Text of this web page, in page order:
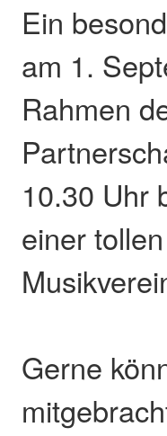
Ein
am 1.
Rahmen
10.30 Uhr
einer
Gerne